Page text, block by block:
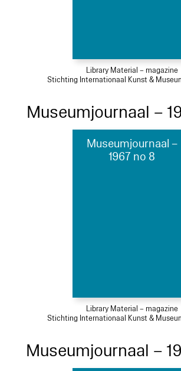
Library Material – magazine
Stichting Internationaal Kunst &
Museumjournaal –
Museumjournaal –
1967 no 8
Library Material – magazine
Stichting Internationaal Kunst &
Museumjournaal –